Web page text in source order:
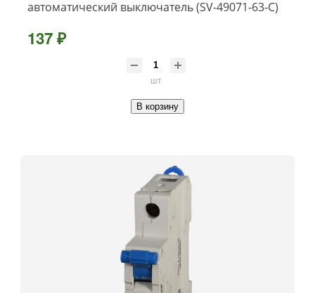
автоматический выключатель (SV-49071-63-C)
137 ₽
шт
В корзину